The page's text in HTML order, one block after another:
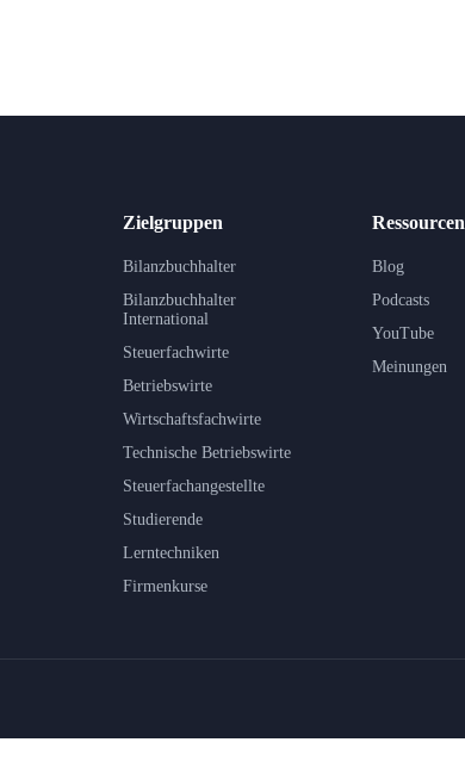
Zielgruppen
Bilanzbuchhalter
Bilanzbuchhalter
International
Steuerfachwirte
Betriebswirte
Wirtschaftsfachwirte
Technische Betriebswirte
Steuerfachangestellte
Studierende
Lerntechniken
Firmenkurse
Ressourcen
Blog
Podcasts
YouTube
Meinungen